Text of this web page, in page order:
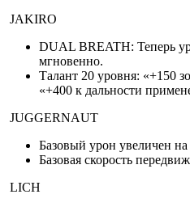
JAKIRO
DUAL BREATH: Теперь
мгновенно.
Талант 20 уровня: «+150
«+400 к дальности
JUGGERNAUT
Базовый урон увеличен на
Базовая скорость
LICH